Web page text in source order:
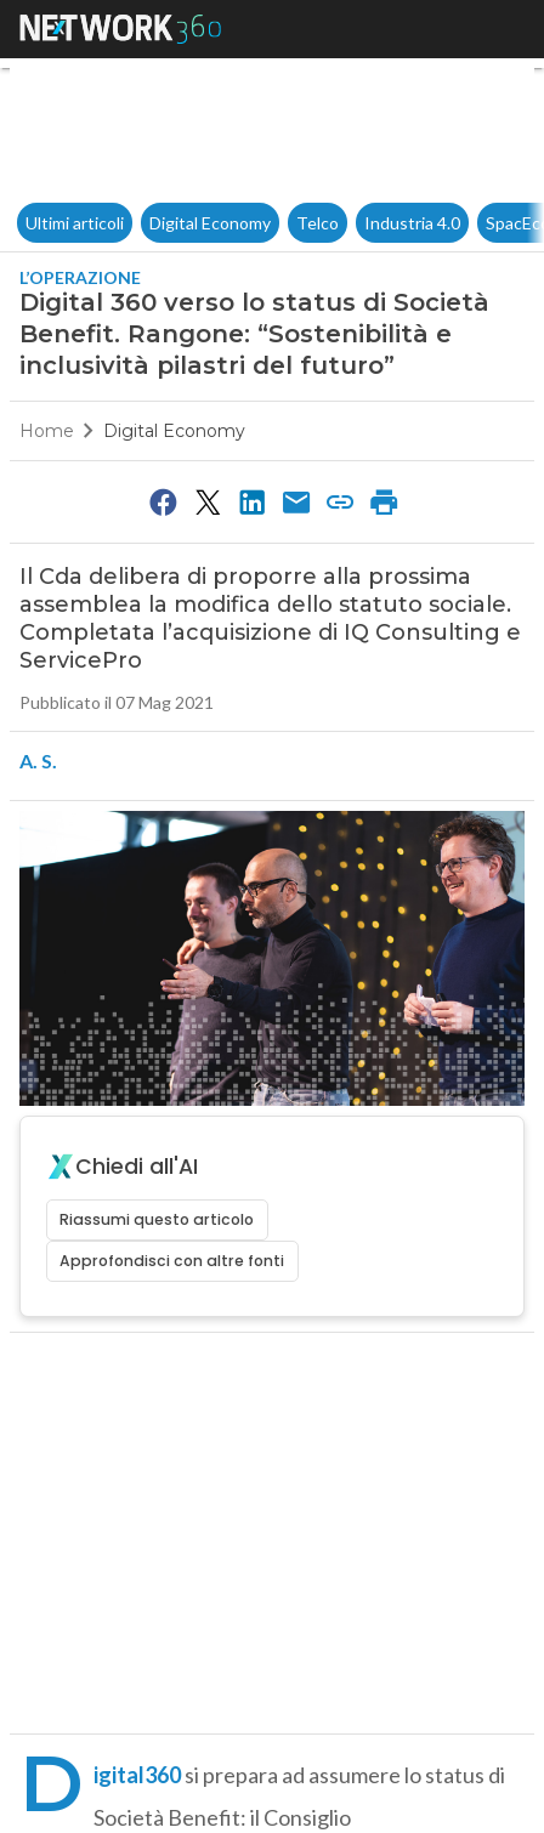
Digital 360 verso lo status di
Ultimi articoli Digital Economy Telco Industria 4.0
L’OPERAZIONE
Digital 360 verso lo status di Società
Benefit. Rangone: “Sostenibilità e
inclusività pilastri del futuro”
Home Digital Economy
Il Cda delibera di proporre alla prossima
assemblea la modifica dello statuto sociale.
Completata l’acquisizione di IQ Consulting e
ServicePro
Pubblicato il 07 Mag 2021
A. S.
Chiedi all'AI
Riassumi questo articolo
Approfondisci con altre fonti
D igital360si prepara ad assumere lo status di
Società Benefit: il Consiglio